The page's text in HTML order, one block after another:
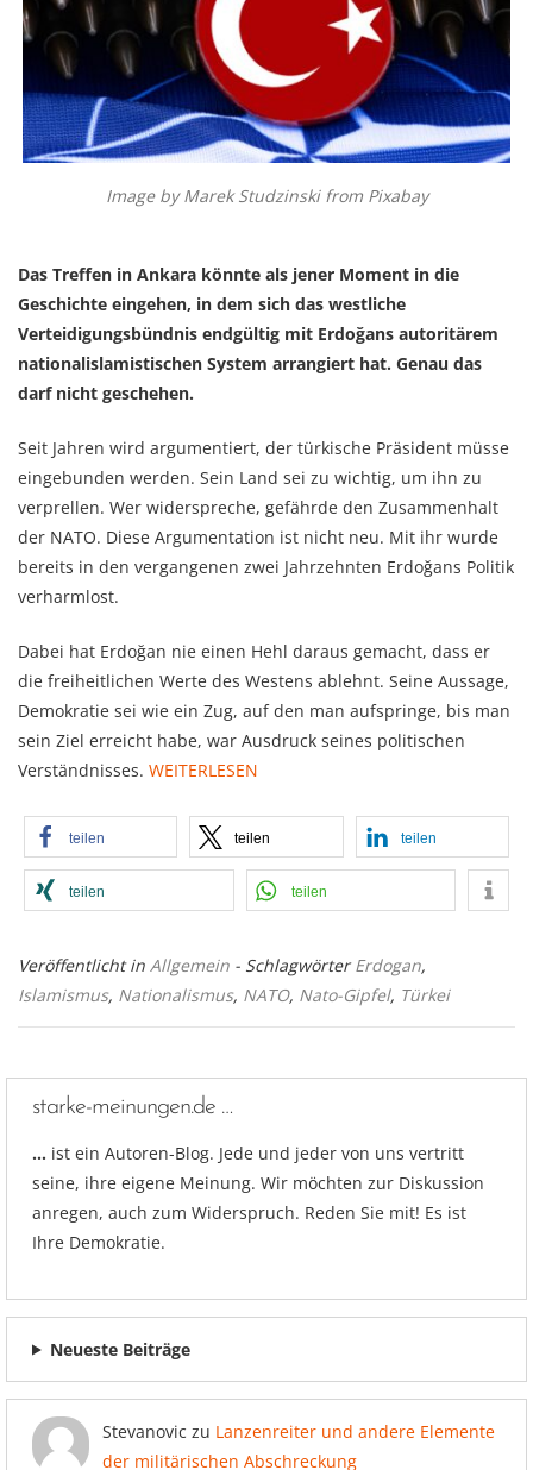
Image by Marek Studzinski from Pixabay
Das Treffen in Ankara könnte als jener Moment in die
Geschichte eingehen, in dem sich das westliche
Verteidigungsbündnis endgültig mit Erdoğans autoritärem
nationalislamistischen System arrangiert hat. Genau das
darf nicht geschehen.
Seit Jahren wird argumentiert, der türkische Präsident müsse
eingebunden werden. Sein Land sei zu wichtig, um ihn zu
verprellen. Wer widerspreche, gefährde den Zusammenhalt
der NATO. Diese Argumentation ist nicht neu. Mit ihr wurde
bereits in den vergangenen zwei Jahrzehnten Erdoğans Politik
verharmlost.
Dabei hat Erdoğan nie einen Hehl daraus gemacht, dass er
die freiheitlichen Werte des Westens ablehnt. Seine Aussage,
Demokratie sei wie ein Zug, auf den man aufspringe, bis man
sein Ziel erreicht habe, war Ausdruck seines politischen
Verständnisses. WEITERLESEN
teilen teilen teilen
teilen teilen
Veröffentlicht in Allgemein - SchlagwörterErdogan,
Islamismus, Nationalismus, NATO, Nato-Gipfel, Türkei
starke-meinungen.de …
… ist ein Autoren-Blog. Jede und jeder von uns vertritt
seine, ihre eigene Meinung. Wir möchten zur Diskussion
anregen, auch zum Widerspruch. Reden Sie mit! Es ist
Ihre Demokratie.
Neueste Beiträge
Stevanovic zu Lanzenreiter und andere Elemente
der militärischen Abschreckung